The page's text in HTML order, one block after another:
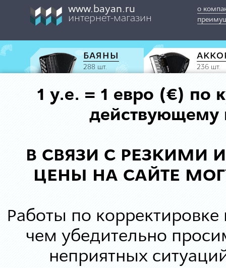
www.bayan.ru
интернет-магазин
о
БАЯНЫ
288 шт. 236 шт.
1 у.е. = 1 евро (€) по
действующему
В СВЯЗИ С РЕЗКИМИ
ЦЕНЫ НА САЙТЕ
Работы по корректировке
чем убедительно
неприятных